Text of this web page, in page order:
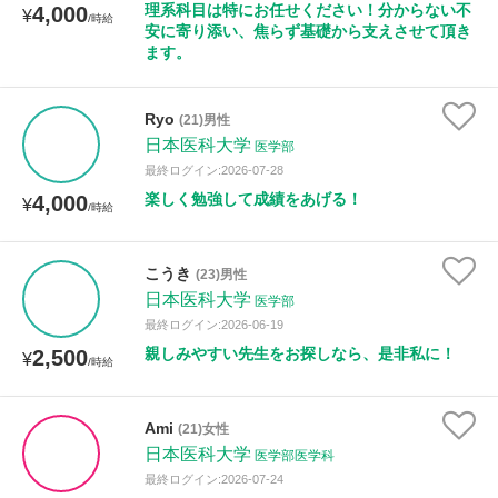
¥4,000/時給
理系科目は特にお任せください！分からない不
安に寄り添い、焦らず基礎から支えさせて頂き
ます。
¥4,000/時給
Ryo (21)男性
日本医科大学 医学部
最終ログイン:2026-07-28
楽しく勉強して成績をあげる！
¥2,500/時給
こうき (23)男性
日本医科大学 医学部
最終ログイン:2026-06-19
親しみやすい先生をお探しなら、是非私に！
Ami (21)女性
日本医科大学 医学部医学科
最終ログイン:2026-07-24